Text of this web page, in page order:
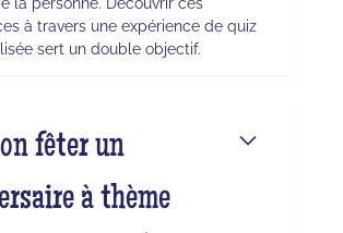
à travers une expérience de quiz
sert un double objectif.
fêter un
à thème